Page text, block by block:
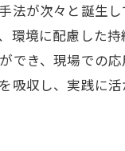
革新技術によるイ
AIと土木工学の融
続可能性を追求す
法が次々と誕生
環境に配慮した
でき、現場での
吸収し、実践に